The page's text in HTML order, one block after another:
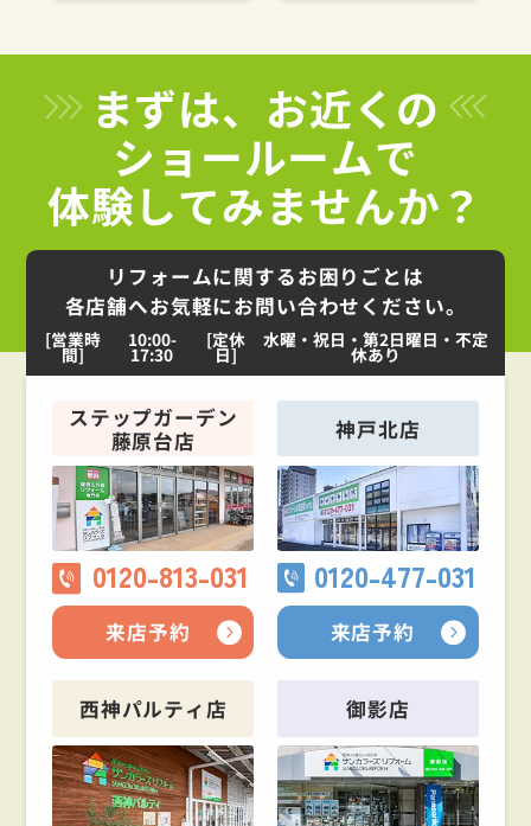
まずは、お近くの
ショールームで
体験してみませんか？
リフォームに関するお困りごとは
各店舗へお気軽にお問い合わせください。
[営業時
間]
10:00-
17:30
[定休
日]
水曜・祝日・第2日曜日・不定
休あり
ステップガーデン
藤原台店
0120-813-031
来店予約
神戸北店
0120-477-031
来店予約
西神パルティ店 御影店